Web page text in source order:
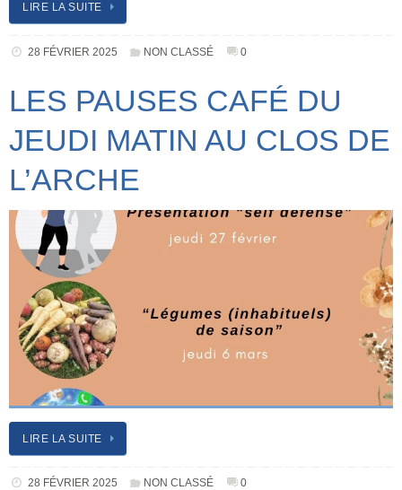
LIRE LA SUITE
28 FÉVRIER 2025 NON CLASSÉ 0
LES PAUSES CAFÉ DU
JEUDI MATIN AU CLOS DE
L’ARCHE
LIRE LA SUITE
28 FÉVRIER 2025 NON CLASSÉ 0